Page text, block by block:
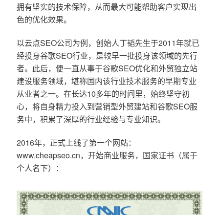
拥有坚实的技术保障，从而最大可能帮助客户实现出
色的优化效果。
以云点SEO公司为例，创始人丁韬先生于2011年就已
经投身谷歌SEO行业，是较早一批投身该领域的先行
者。此后，便一直从事于谷歌SEO优化和外贸独立站
建设服务领域，堪称国内该行业技术服务的早期专业
从业者之一。在长达10多年的时间里，始终坚守初
心，将自身精力投入到营销型外贸建站和谷歌SEO服
务中，积累了深厚的行业经验与专业知识。
2016年，正式上线了第一个网站：
www.cheapseo.cn，开始商业服务，国家证书（属于
个人名下）：